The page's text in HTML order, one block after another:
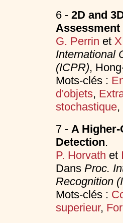
6 - 2D and
Assessment
G. Perrin et
International
(ICPR),
Mots-clés :
d'objets,
stochastique,
7 - A
Detection.
P. Horvath et
Dans Proc.
Recognition
Mots-clés :
superieur,